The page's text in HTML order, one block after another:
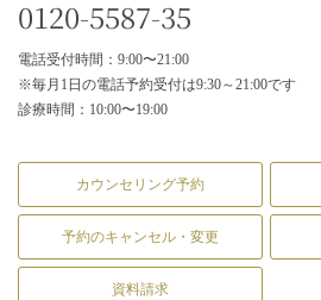
0120-5587-35
電話受付時間：9:00〜21:00
※毎月1日の電話予約受付は9:30～21:00です
診療時間：10:00〜19:00
カウンセリング予約
予約のキャンセル・変更
資料請求